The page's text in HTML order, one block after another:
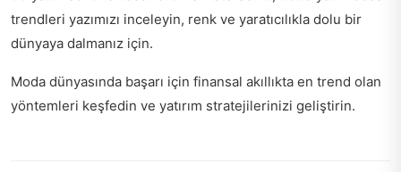
trendleri yazımızı inceleyin, renk ve yaratıcılıkla dolu bir
dünyaya dalmanız için.
Moda dünyasında başarı için finansal akıllıkta en trend olan
yöntemleri keşfedin ve yatırım stratejilerinizi geliştirin.